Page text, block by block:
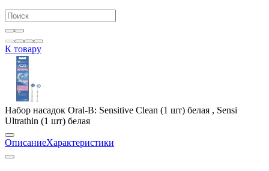
К товару
Набор насадок Oral-B: Sensitive Clean (1 шт) белая , Sensi
Ultrathin (1 шт) белая
ОписаниеХарактеристики